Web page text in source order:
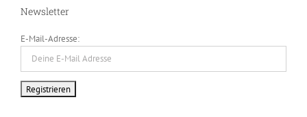
Newsletter
E-Mail-Adresse: